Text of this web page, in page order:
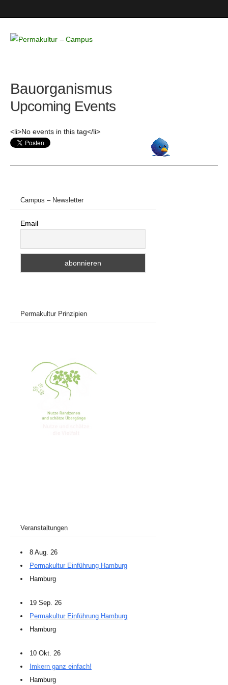
– Campus
Bauorganismus
Upcoming Events
<li>No events in this tag</li>
Campus – Newsletter
Email
Permakultur Prinzipien
Veranstaltungen
8 Aug. 26
Permakultur Einführung Hamburg
Hamburg
19 Sep. 26
Permakultur Einführung Hamburg
Hamburg
10 Okt. 26
Imkern ganz einfach!
Hamburg